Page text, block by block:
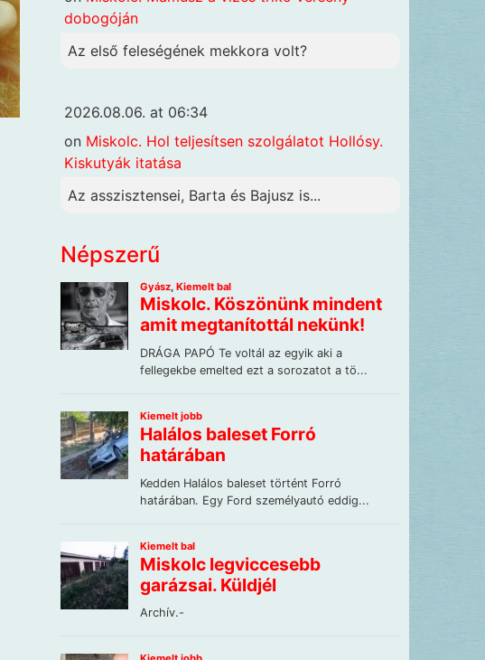
dobogóján
Az első feleségének mekkora volt?
2026.08.06. at 06:34
on Miskolc. Hol teljesítsen szolgálatot Hollósy.
Kiskutyák itatása
Az asszisztensei, Barta és Bajusz is...
Népszerű